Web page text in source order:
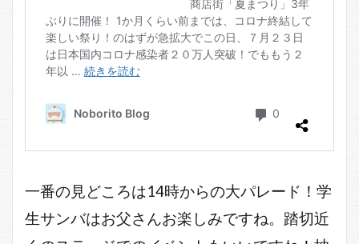
一番の見どころは14時からの大パレード！学
生サンバはお父さんお楽しみですね。踏切近